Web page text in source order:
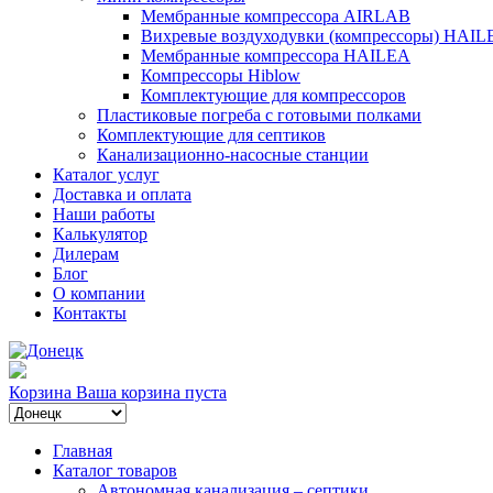
Мембранные компрессора AIRLAB
Вихревые воздуходувки (компрессоры)
Мембранные компрессора HAILEA
Компрессоры Hiblow
Комплектующие для компрессоров
Пластиковые погреба с готовыми полками
Комплектующие для септиков
Канализационно-насосные станции
Каталог услуг
Доставка и оплата
Наши работы
Калькулятор
Дилерам
Блог
О компании
Контакты
Корзина Ваша корзина пуста
Главная
Каталог товаров